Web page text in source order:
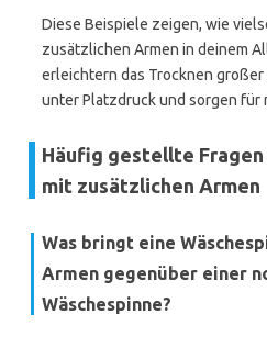
Diese Beispiele zeigen, wie
zusätzlichen Armen in deinem
erleichtern das Trocknen
unter Platzdruck und sorgen für
Häufig gestellte Fragen
mit zusätzlichen Armen
Was bringt eine
Armen gegenüber einer
Wäschespinne?